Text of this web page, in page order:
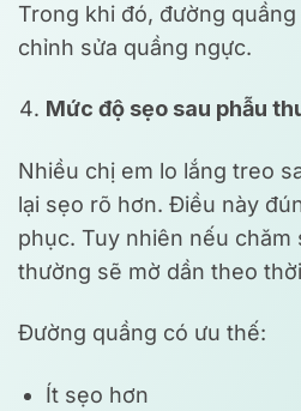
Trong khi đó, đường
chỉnh sửa quầng ngực.
Mức độ sẹo sau phẫu
Nhiều chị em lo lắng treo
lại sẹo rõ hơn. Điều này
phục. Tuy nhiên nếu chăm
thường sẽ mờ dần theo
Đường quầng có ưu thế:
Ít sẹo hơn